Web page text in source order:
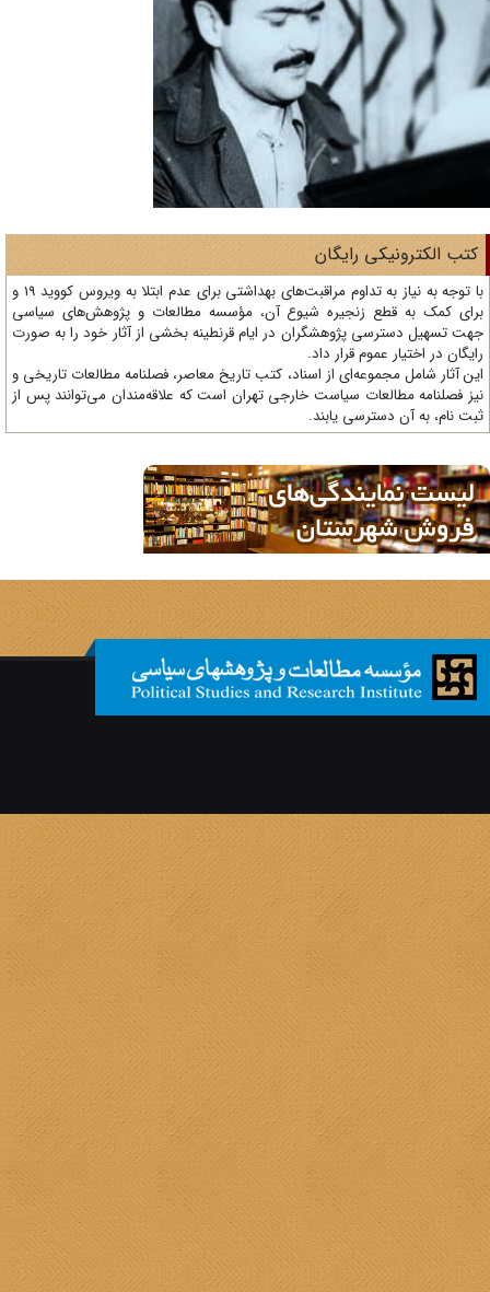
الکترونیکی رایگان
با توجه به نیاز به تداوم مراقبت‌های بهداشتی برای عدم ابتلا به ویروس کووید 19 و
کمک به قطع زنجیره شیوع آن، مؤسسه مطالعات و پژوهش‌های سیاسی
تسهیل دسترسی پژوهشگران در ایام قرنطینه بخشی از آثار خود را به صورت
در اختیار عموم قرار داد.
آثار شامل مجموعه‌ای از اسناد، کتب تاریخ معاصر، فصلنامه‌ مطالعات تاریخی و
فصلنامه مطالعات سیاست خارجی تهران است که علاقه‌مندان می‌توانند پس از
نام، به آن دسترسی یابند.